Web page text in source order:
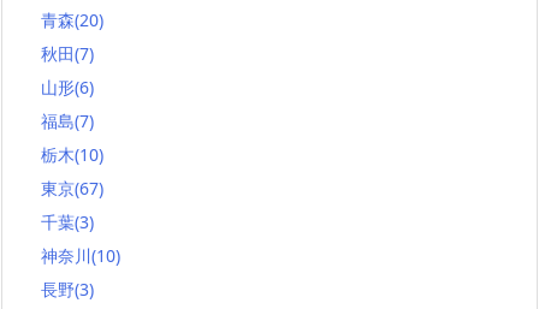
青森(20)
秋田(7)
山形(6)
福島(7)
栃木(10)
東京(67)
千葉(3)
神奈川(10)
長野(3)